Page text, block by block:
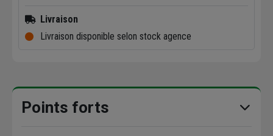
Livraison
Livraison disponible selon stock agence
Points forts